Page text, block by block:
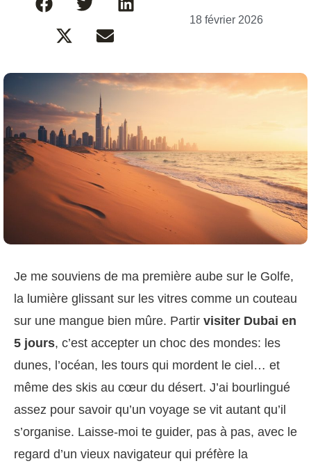
18 février 2026
Je me souviens de ma première aube sur le Golfe,
la lumière glissant sur les vitres comme un couteau
sur une mangue bien mûre. Partir visiter Dubai en
5 jours, c’est accepter un choc des mondes: les
dunes, l’océan, les tours qui mordent le ciel… et
même des skis au cœur du désert. J’ai bourlingué
assez pour savoir qu’un voyage se vit autant qu’il
s’organise. Laisse-moi te guider, pas à pas, avec le
regard d’un vieux navigateur qui préfère la